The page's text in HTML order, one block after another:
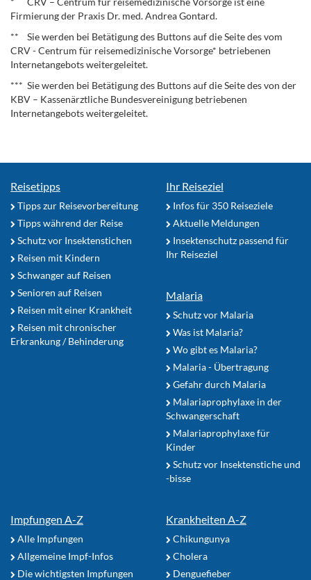
Firmierung der Praxis Dr. med. Andrea Gontard.
** Sie werden bei Betätigung des Buttons auf die Seite des vom
CRV - Centrum für reisemedizinische Vorsorge* betriebenen
Internetangebots weitergeleitet.
*** Sie werden bei Betätigung des Buttons auf die Seite des von der
KBV – Kassenärztliche Bundesvereinigung betriebenen
Internetangebots weitergeleitet.
Reisetipps
Tipps zur Reisevorbereitung
Tipps während der Reise
Schutz vor Insektenstichen
Reisen mit Kindern
Schwanger auf Reisen
Senioren auf Reisen
Reisen mit einer Krankheit
Reisen mit chronischer
Erkrankung / Behinderung
Ihr Reiseziel
Infos für 350 Reiseziele
Aktuelle Meldungen
Insektenschutz passend für
Ihr Reiseziel
Malaria
Schutz vor Malaria
Was ist Malaria?
Wo gibt es Malaria?
Malaria - Übertragung
Gefahr durch Malaria
Malariaprophylaxe in der
Schwangerschaft
Malariaprophylaxe für
Kinder
Schutz vor Insektenstiche und
-bisse
Impfungen A-Z
Alle Impfungen
Allgemeine Impf-Infos
Die wichtigsten Impfungen
Krankheiten A-Z
Chikungunya
Cholera
Denguefieber